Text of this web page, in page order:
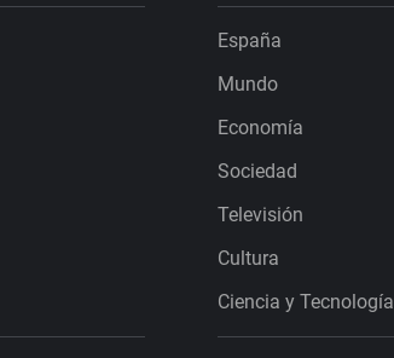
España
Mundo
Economía
Sociedad
Televisión
Cultura
Ciencia y Tecnología